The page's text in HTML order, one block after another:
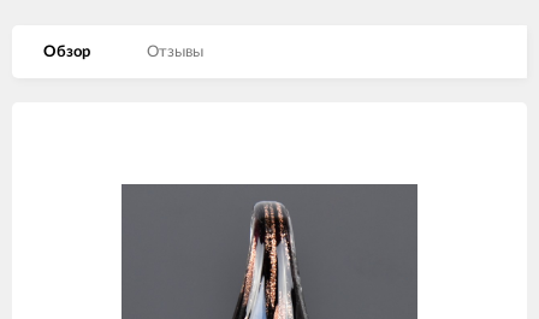
Обзор Отзывы